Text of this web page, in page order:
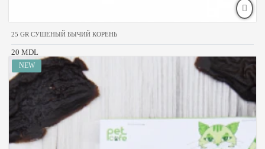
25 GR СУШЕНЫЙ БЫЧИЙ КОРЕНЬ
20 MDL